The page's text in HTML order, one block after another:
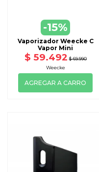
-15%
Vaporizador Weecke C
Vapor Mini
$ 59.492 $ 69.990
Weecke
AGREGAR A CARRO